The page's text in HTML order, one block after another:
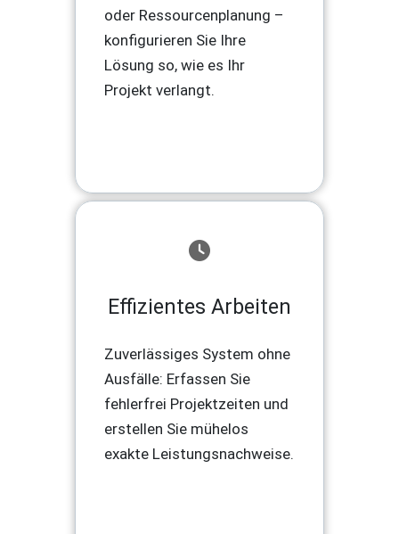
oder Ressourcenplanung –
konfigurieren Sie Ihre
Lösung so, wie es Ihr
Projekt verlangt.
Effizientes Arbeiten
Zuverlässiges System ohne
Ausfälle: Erfassen Sie
fehlerfrei Projektzeiten und
erstellen Sie mühelos
exakte Leistungsnachweise.